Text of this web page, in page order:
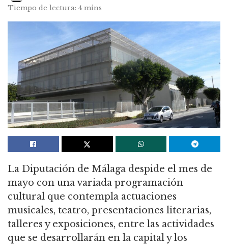
Tiempo de lectura: 4 mins
La Diputación de Málaga despide el mes de
mayo con una variada programación
cultural que contempla actuaciones
musicales, teatro, presentaciones literarias,
talleres y exposiciones, entre las actividades
que se desarrollarán en la capital y los